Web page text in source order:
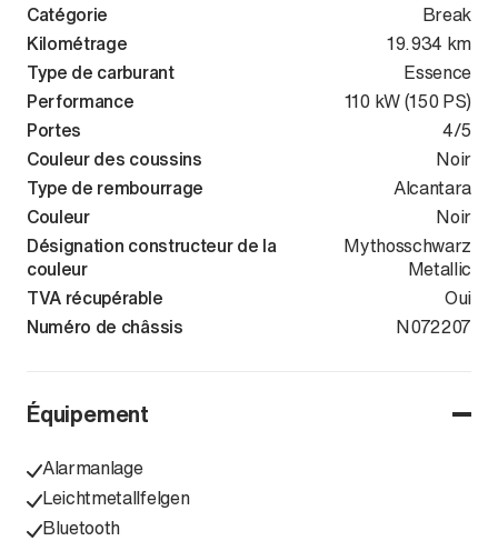
Catégorie
Break
Kilométrage
19.934 km
Type de carburant
Essence
Performance
110 kW (150 PS)
Portes
4/5
Couleur des coussins
Noir
Type de rembourrage
Alcantara
Couleur
Noir
Désignation constructeur de la
couleur
Mythosschwarz
Metallic
TVA récupérable
Oui
Numéro de châssis
N072207
Équipement
Alarmanlage
Leichtmetallfelgen
Bluetooth